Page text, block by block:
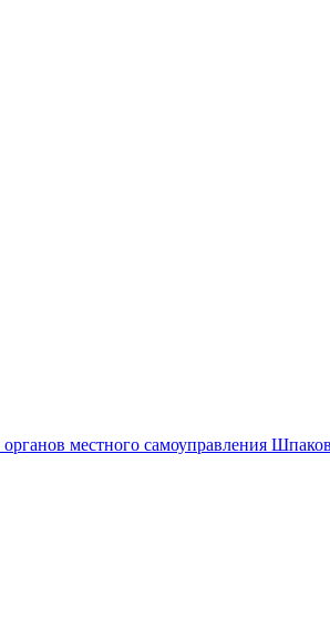
местного самоуправления